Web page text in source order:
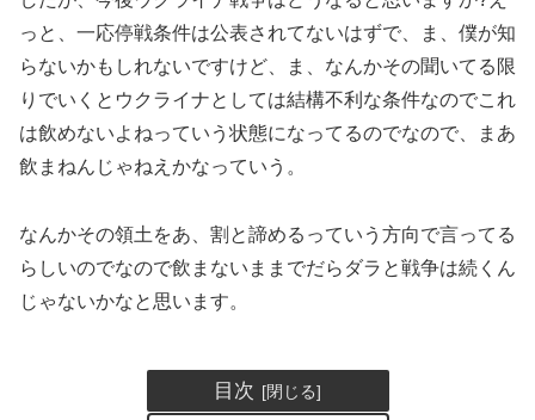
っと、一応停戦条件は公表されてないはずで、ま、僕が知
らないかもしれないですけど、ま、なんかその聞いてる限
りでいくとウクライナとしては結構不利な条件なのでこれ
は飲めないよねっていう状態になってるのでなので、まあ
飲まねんじゃねえかなっていう。
なんかその領土をあ、割と諦めるっていう方向で言ってる
らしいのでなので飲まないままでだらダラと戦争は続くん
じゃないかなと思います。
目次